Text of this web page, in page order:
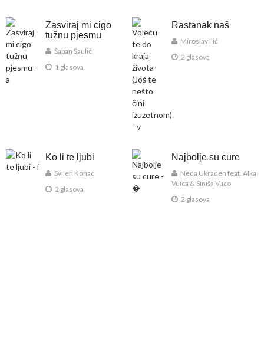
Zasviraj mi cigo
tužnu pjesmu
Šaban Šaulić
1 glasova
Rastanak naš
Miroslav Ilić
2 glasova
Ko li te ljubi
Svilen Konac
2 glasova
Najbolje su cure
Neda Ukraden feat. Alka
Vuica & Siniša Vuco
2 glasova